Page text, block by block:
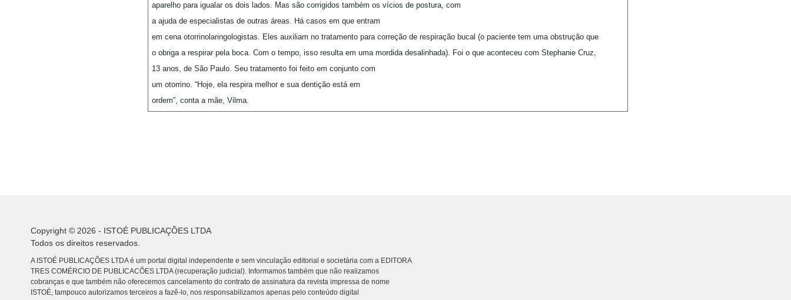
aparelho para igualar os dois lados. Mas são corrigidos também os vícios de postura, com
a ajuda de especialistas de outras áreas. Há casos em que entram
em cena otorrinolaringologistas. Eles auxiliam no tratamento para correção de respiração bucal (o paciente tem uma obstrução que
o obriga a respirar pela boca. Com o tempo, isso resulta em uma mordida desalinhada). Foi o que aconteceu com Stephanie Cruz,
13 anos, de São Paulo. Seu tratamento foi feito em conjunto com
um otorrino. “Hoje, ela respira melhor e sua dentição está em
ordem”, conta a mãe, Vilma.
Copyright © 2026 - ISTOÉ PUBLICAÇÕES LTDA
Todos os direitos reservados.
A ISTOÉ PUBLICAÇÕES LTDA é um portal digital independente e sem vinculação editorial e societária com a EDITORA
TRES COMÉRCIO DE PUBLICACÕES LTDA (recuperação judicial). Informamos também que não realizamos
cobranças e que também não oferecemos cancelamento do contrato de assinatura da revista impressa de nome
ISTOÉ, tampouco autorizamos terceiros a fazê-lo, nos responsabilizamos apenas pelo conteúdo digital